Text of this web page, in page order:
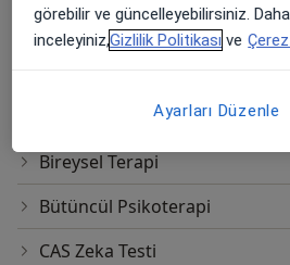
Beier Cümle Tamamlama Testi
Benton Görsel Bellek Testi
Bireysel Terapi
Bütüncül Psikoterapi
CAS Zeka Testi
görebilir ve güncelleyebilirsiniz.
inceleyiniz,Gizlilik Politikası ve
Ayarları Düzenle